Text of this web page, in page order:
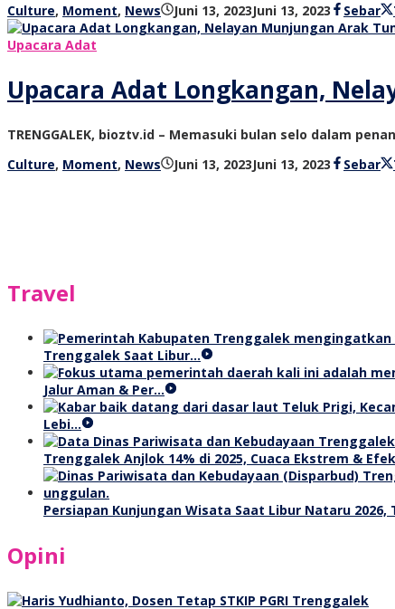
Culture, Moment, News Juni 13, 2023Juni 13, 2023 oleh
bioz
Sebar
Upacara Adat
Upacara Adat Longkangan,
TRENGGALEK, bioztv.id – Memasuki bulan selo dalam
Culture, Moment, News Juni 13, 2023Juni 13, 2023 olehSebar
Travel
Trenggalek Saat Libur…
Jalur Aman & Per…
Lebi…
Trenggalek Anjlok 14% di 2025, Cuaca Ekstrem & Efek
Persiapan Kunjungan Wisata Saat Libur Nataru
Opini